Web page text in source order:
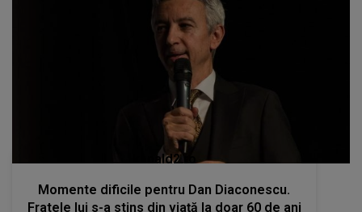
kanald2.ro
Momente dificile pentru Dan Diaconescu.
Fratele lui s-a stins din viață la doar 60 de ani